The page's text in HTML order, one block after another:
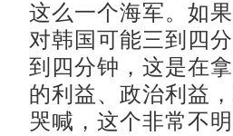
这么一个海军。如
对韩国可能三到四
到四分钟，这是在
的利益、政治利益
哭喊，这个非常不